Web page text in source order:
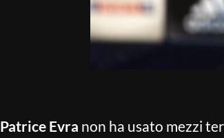
Patrice Evra non ha usato mezzi